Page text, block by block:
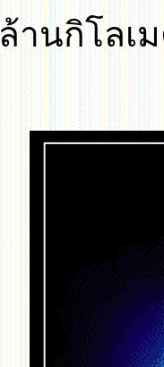
ล้านกิโลเ